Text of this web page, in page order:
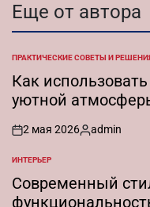
Еще от автора
ОПУБЛИКОВАНО
В
ПРАКТИЧЕСКИЕ СОВЕТЫ И
Как
уютной
on
2 мая 2026
Запись
admin
ОПУБЛИКОВАНО
В
ИНТЕРЬЕР
Современный